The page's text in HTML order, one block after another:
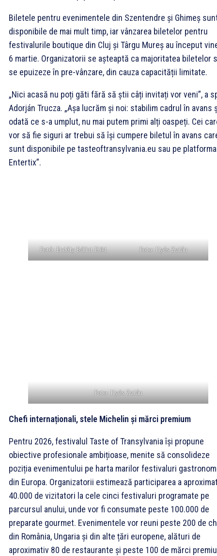
Biletele pentru evenimentele din Szentendre și Ghimeș
disponibile de mai mult timp, iar vânzarea biletelor pentru
festivalurile boutique din Cluj și Târgu Mureș au început
6 martie. Organizatorii se așteaptă ca majoritatea biletelor
se epuizeze în pre-vânzare, din cauza capacității limitate.
„Nici acasă nu poți găti fără să știi câți invitați vor veni”, a
Adorján Trucza. „Așa lucrăm și noi: stabilim cadrul în avans
odată ce s-a umplut, nu mai putem primi alți oaspeți. Cei
vor să fie siguri ar trebui să își cumpere biletul în avans
sunt disponibile pe tasteoftransylvania.eu sau pe platforma
Entertix”.
Fotó: Erdély Bálint Előd Foto: Ilyés Zalán
Foto: Ilyés Zalán
Chefi internaționali, stele Michelin și mărci premium
Pentru 2026, festivalul Taste of Transylvania își propune
obiective profesionale ambițioase, menite să consolideze
poziția evenimentului pe harta marilor festivaluri
din Europa. Organizatorii estimează participarea a
40.000 de vizitatori la cele cinci festivaluri programate pe
parcursul anului, unde vor fi consumate peste 100.000 de
preparate gourmet. Evenimentele vor reuni peste 200 de
din România, Ungaria și din alte țări europene, alături de
aproximativ 80 de restaurante și peste 100 de mărci